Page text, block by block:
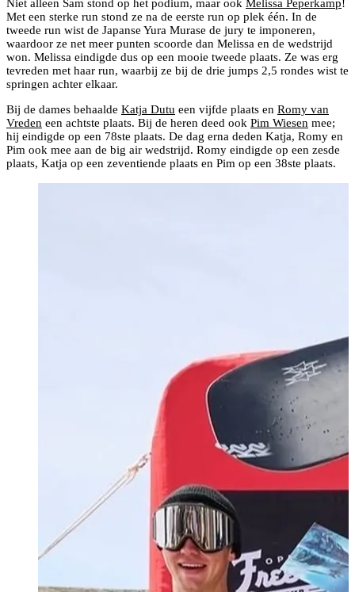
Niet alleen Sam stond op het podium, maar ook Melissa Peperkamp!
Met een sterke run stond ze na de eerste run op plek één. In de
tweede run wist de Japanse Yura Murase de jury te imponeren,
waardoor ze net meer punten scoorde dan Melissa en de wedstrijd
won. Melissa eindigde dus op een mooie tweede plaats. Ze was erg
tevreden met haar run, waarbij ze bij de drie jumps 2,5 rondes wist te
springen achter elkaar.
Bij de dames behaalde Katja Dutu een vijfde plaats en Romy van
Vreden een achtste plaats. Bij de heren deed ook Pim Wiesen mee;
hij eindigde op een 78ste plaats. De dag erna deden Katja, Romy en
Pim ook mee aan de big air wedstrijd. Romy eindigde op een zesde
plaats, Katja op een zeventiende plaats en Pim op een 38ste plaats.